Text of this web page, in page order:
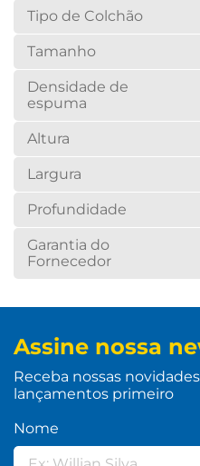
Tipo de Colchão
Tamanho
Densidade de
espuma
Altura
Largura
Profundidade
Garantia do
Fornecedor
Assine nossa
Receba nossas
lançamentos primeiro
Nome